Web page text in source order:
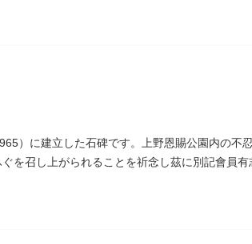
）に建立した石碑です。上野恩賜公園内の不
召し上がられることを祈念し茲に別記會員有